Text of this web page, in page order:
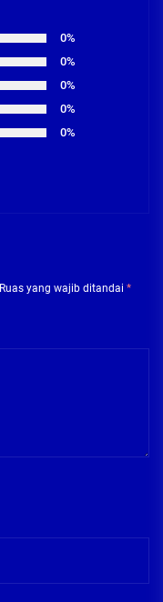
0%
0%
0%
0%
0%
Ruas yang wajib ditandai *